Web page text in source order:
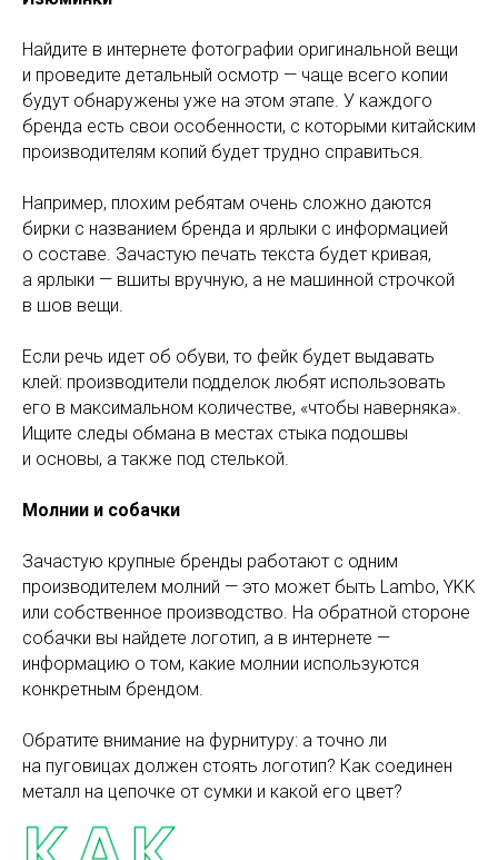
Найдите в интернете фотографии оригинальной вещи
и проведите детальный осмотр — чаще всего копии
будут обнаружены уже на этом этапе. У каждого
бренда есть свои особенности, с которыми китайским
производителям копий будет трудно справиться.
Например, плохим ребятам очень сложно даются
бирки с названием бренда и ярлыки с информацией
о составе. Зачастую печать текста будет кривая,
а ярлыки — вшиты вручную, а не машинной строчкой
в шов вещи.
Если речь идет об обуви, то фейк будет выдавать
клей: производители подделок любят использовать
его в максимальном количестве, «чтобы наверняка».
Ищите следы обмана в местах стыка подошвы
и основы, а также под стелькой.
Молнии и собачки
Зачастую крупные бренды работают с одним
производителем молний — это может быть Lambo, YKK
или собственное производство. На обратной стороне
собачки вы найдете логотип, а в интернете —
информацию о том, какие молнии используются
конкретным брендом.
Обратите внимание на фурнитуру: а точно ли
на пуговицах должен стоять логотип? Как соединен
металл на цепочке от сумки и какой его цвет?